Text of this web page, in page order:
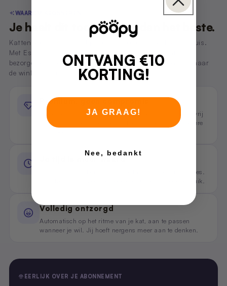
WAAROM ABONNEREN
Je haalt dit toch al. Haal dan het beste.
Kattenbakvulling en zakjes komen elke maand toch in huis.
Met Essentials krijg je de premium versie, automatisch
bezorgd en goedkoper dan los. Geen gesjouw, geen ritje naar
de winkel, nooit meer "het is op".
Premium, geen compromis
De beste grit van Poopy: sterke klontering, 99% stofvrij
en krachtige geurcontrole. Hetzelfde budget, een betere
Je tijd is meer waard
Geen zware zakken sjouwen of last-minute winkelritjes.
Het staat precies op tijd voor je deur, klaar voor gebruik.
Volledig ontzorgd
Automatisch op het ritme van je kat, aan te passen
wanneer je wil. Jij hoeft nergens meer aan te denken.
EERLIJK OVER JE ABONNEMENT
ONTVANG €10
KORTING!
JA GRAAG!
Nee, bedankt